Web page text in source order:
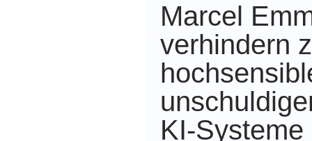
Marcel
verhindern
KI-